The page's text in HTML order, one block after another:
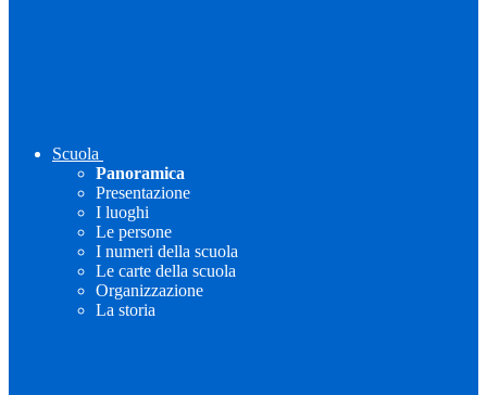
Scuola
Panoramica
Presentazione
I luoghi
Le persone
I numeri della scuola
Le carte della scuola
Organizzazione
La storia